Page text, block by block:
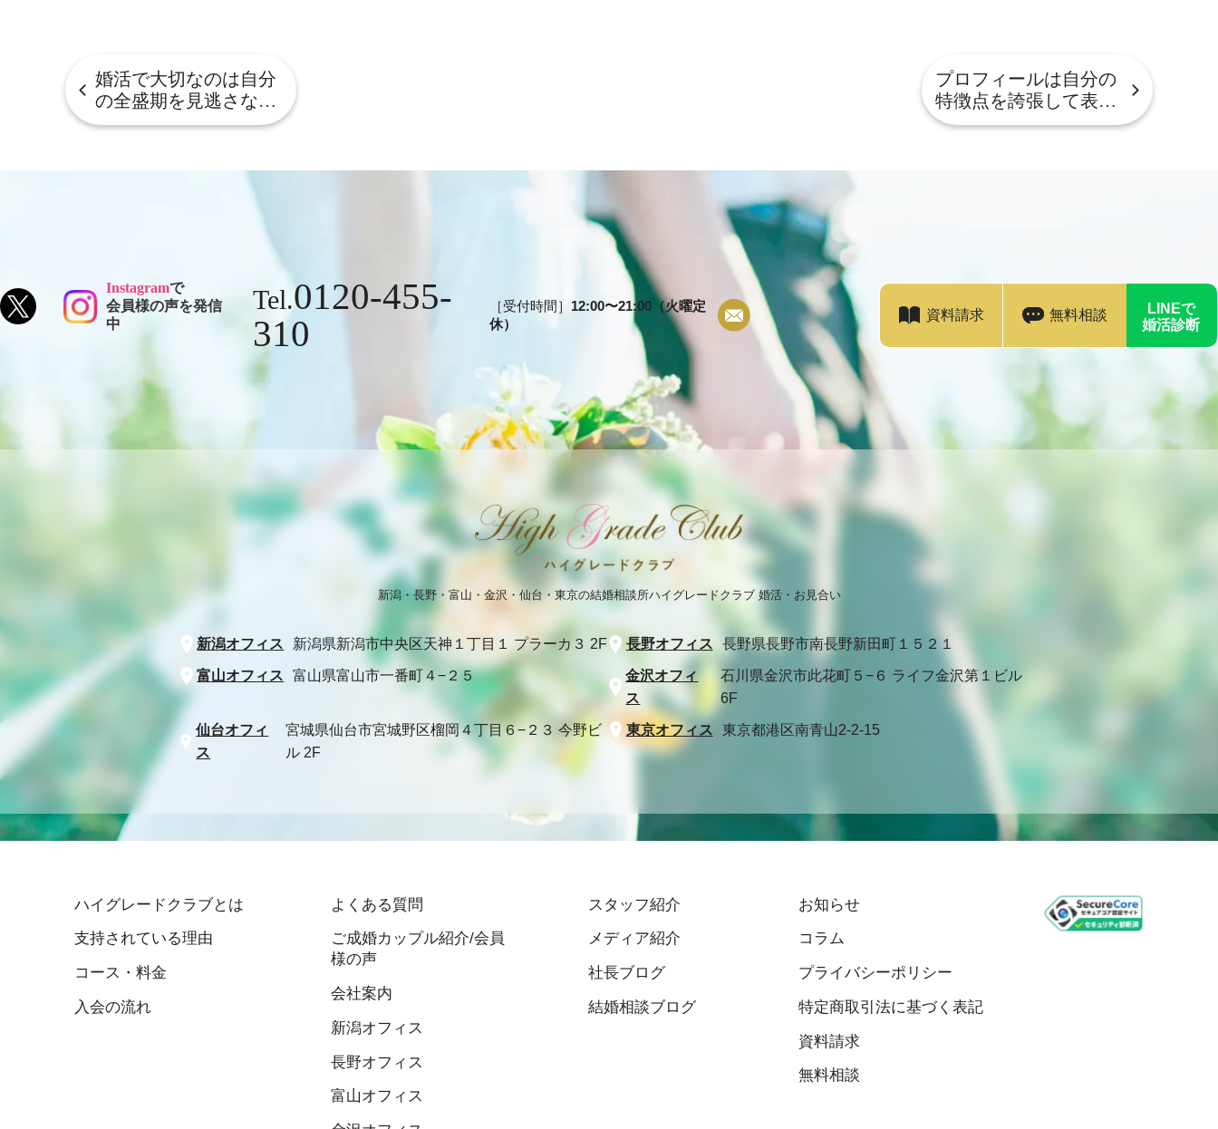
婚活で大切なのは自分
の全盛期を見逃さな…
プロフィールは自分の
特徴点を誇張して表…
Instagramで
会員様の声を発信
中
Tel.0120-455-
310
［受付時間］ 12:00〜21:00（火曜定
休）
資料請求 無料相談
LINEで
婚活診断
新潟・長野・富山・金沢・仙台・東京の結婚相談所ハイグレードクラブ 婚活・お見合い
新潟オフィス 新潟県新潟市中央区天神１丁目１ プラーカ３ 2F 長野オフィス 長野県長野市南長野新田町１５２１
富山オフィス 富山県富山市一番町４−２５
金沢オフィ
ス
石川県金沢市此花町５−６ ライフ金沢第１ビル
6F
仙台オフィ
ス
宮城県仙台市宮城野区榴岡４丁目６−２３ 今野ビ
ル 2F
東京オフィス 東京都港区南青山2-2-15
ハイグレードクラブとは
支持されている理由
コース・料金
入会の流れ
よくある質問
ご成婚カップル紹介/会員
様の声
会社案内
新潟オフィス
長野オフィス
富山オフィス
スタッフ紹介
メディア紹介
社長ブログ
結婚相談ブログ
お知らせ
コラム
プライバシーポリシー
特定商取引法に基づく表記
資料請求
無料相談